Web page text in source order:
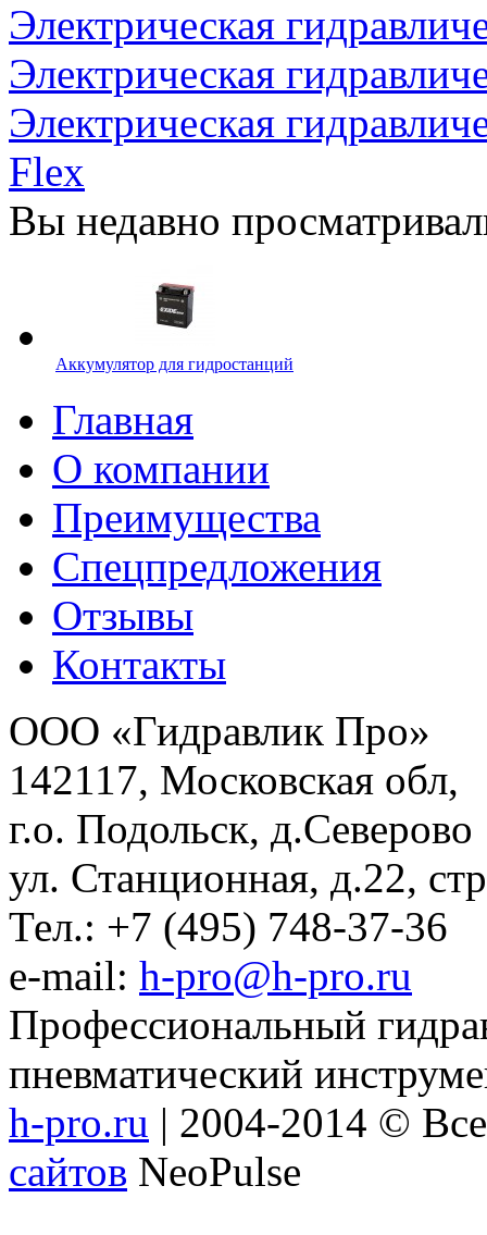
Электрическая
Электрическая
Электрическая
Flex
Вы недавно
Аккумулятор для гидростанций
Главная
О компании
Преимущества
Спецпредложения
Отзывы
Контакты
ООО «Гидравлик Про»
142117, Московская обл,
г.о. Подольск, д.Северово
ул. Станционная, д.22,
Тел.: +7 (495) 748-37-36
e-mail: h-pro@h-pro.ru
Профессиональный
пневматический
h-pro.ru | 2004-2014 ©
сайтов NeoPulse